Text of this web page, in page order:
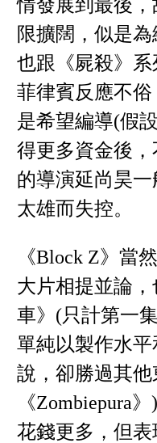
情發展到最後
限擴闊，似是為
也跟《屍殺》
菲律賓反應不
是希望編導(假
得更多資金後，
的導演延尚昊
太雄而失控。
《Block Z》當
大片相提並論
車》(只計第一
單純以製作水
說，卻勝過其
《Zombiepura
花錢更多，但